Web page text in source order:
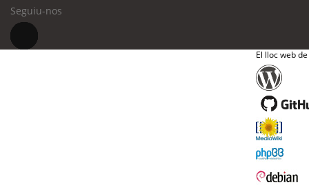
Seguiu-nos
El lloc web